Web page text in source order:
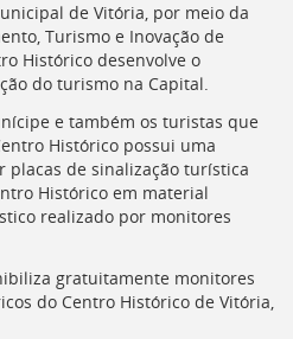
de Vitória, por meio da
Turismo e Inovação de
Histórico desenvolve o
do turismo na Capital.
e também os turistas que
Histórico possui uma
de sinalização turística
Histórico em material
realizado por monitores
gratuitamente monitores
do Centro Histórico de Vitória,